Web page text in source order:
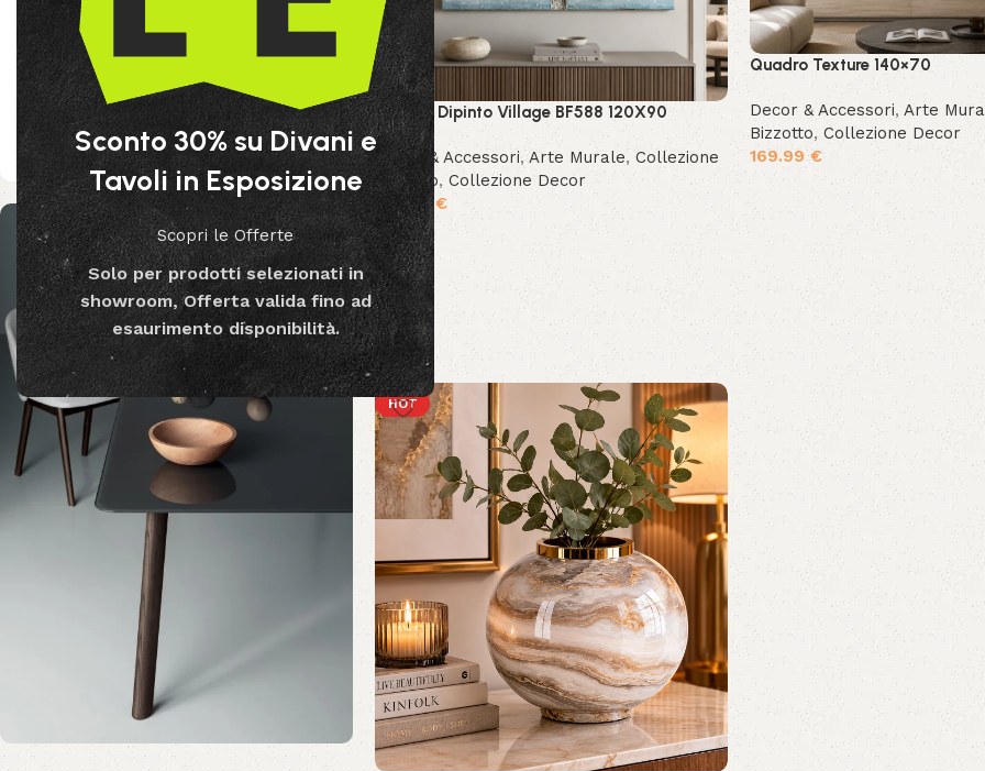
Sconto 30% su Divani e
Tavoli in Esposizione
Scopri le Offerte
Solo per prodotti selezionati in
showroom, Offerta valida fino ad
esaurimento disponibilità.
Colore
Oro 2
Quadro Dipinto Village BF588 120X90
Decor & Accessori,Arte Murale, Collezione
Bizzotto, Collezione Decor
189.99€
Quadro Texture 140×70
Decor & Accessori, Arte
Bizzotto, Collezione Decor
169.99€
HOT